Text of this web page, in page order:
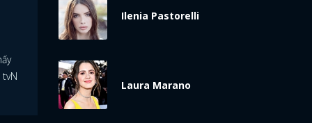
Ilenia Pastorelli
Laura Marano